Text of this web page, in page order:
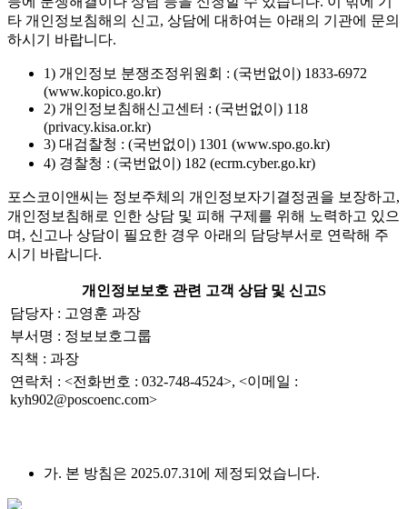
타 개인정보침해의 신고, 상담에 대하여는 아래의 기관에 문의
하시기 바랍니다.
1) 개인정보 분쟁조정위원회 : (국번없이) 1833-6972
(www.kopico.go.kr)
2) 개인정보침해신고센터 : (국번없이) 118
(privacy.kisa.or.kr)
3) 대검찰청 : (국번없이) 1301 (www.spo.go.kr)
4) 경찰청 : (국번없이) 182 (ecrm.cyber.go.kr)
포스코이앤씨는 정보주체의 개인정보자기결정권을 보장하고,
개인정보침해로 인한 상담 및 피해 구제를 위해 노력하고 있으
며, 신고나 상담이 필요한 경우 아래의 담당부서로 연락해 주
시기 바랍니다.
개인정보보호 관련 고객 상담 및 신고S
담당자 : 고영훈 과장
부서명 : 정보보호그룹
직책 : 과장
연락처 : <전화번호 : 032-748-4524>, <이메일 :
kyh902@poscoenc.com>
가. 본 방침은 2025.07.31에 제정되었습니다.